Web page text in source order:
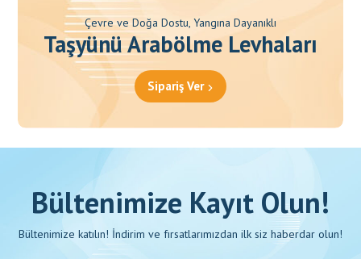
Çevre ve Doğa Dostu, Yangına Dayanıklı
Taşyünü Arabölme Levhaları
Sipariş Ver
Bültenimize Kayıt Olun!
Bültenimize katılın! İndirim ve fırsatlarımızdan ilk siz haberdar olun!